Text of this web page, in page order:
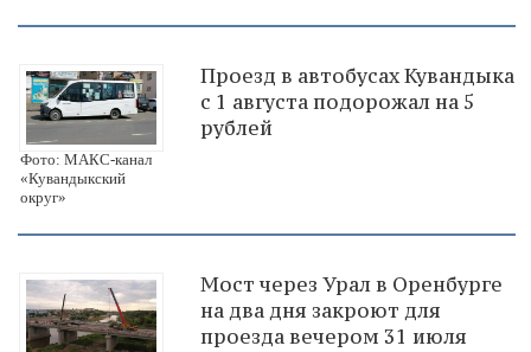
Фото: МАКС-канал
«Кувандыкский
округ»
Проезд в автобусах Кувандыка
с 1 августа подорожал на 5
рублей
Мост через Урал в Оренбурге
на два дня закроют для
проезда вечером 31 июля